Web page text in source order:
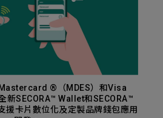
®（MDES）和Visa
新SECORA™ Wallet和SECORA™
卡片數位化及定製品牌錢包應用